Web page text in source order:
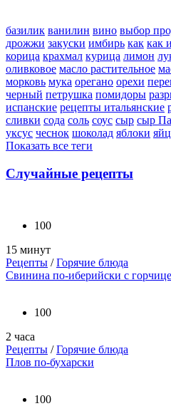
базилик ванилин вино выбор
дрожжи закуски имбирь как как
корица крахмал курица лимон
оливковое масло растительное
морковь мука орегано орехи
черный петрушка помидоры
испанские рецепты итальянские
сливки сода соль соус сыр сыр
уксус чеснок шоколад яблоки
Показать все теги
Случайные рецепты
100
15 минут
Рецепты /Горячие блюда
Свинина по-иберийски с
100
2 часа
Рецепты /Горячие блюда
Плов по-бухарски
100